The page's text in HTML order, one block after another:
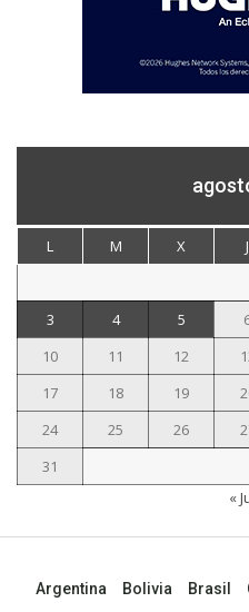
L M X J
3
4 5
10
11 12
17
18 19
24
25 26
31
«
Argentina Bolivia Brasil